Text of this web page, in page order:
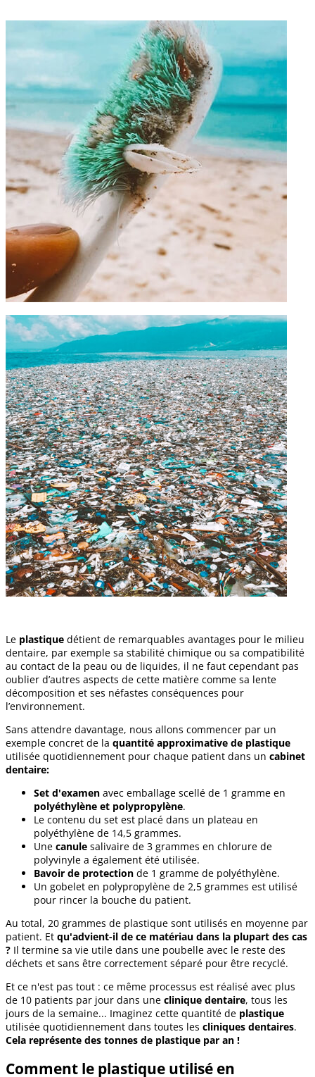
Le plastique détient de remarquables avantages pour le milieu
dentaire, par exemple sa stabilité chimique ou sa compatibilité
au contact de la peau ou de liquides, il ne faut cependant pas
oublier d’autres aspects de cette matière comme sa lente
décomposition et ses néfastes conséquences pour
l’environnement.
Sans attendre davantage, nous allons commencer par un
exemple concret de la quantité approximative de plastique
utilisée quotidiennement pour chaque patient dans un cabinet
dentaire:
Set d'examen avec emballage scellé de 1 gramme en
polyéthylène et polypropylène.
Le contenu du set est placé dans un plateau en
polyéthylène de 14,5 grammes.
Une canule salivaire de 3 grammes en chlorure de
polyvinyle a également été utilisée.
Bavoir de protection de 1 gramme de polyéthylène.
Un gobelet en polypropylène de 2,5 grammes est utilisé
pour rincer la bouche du patient.
Au total, 20 grammes de plastique sont utilisés en moyenne par
patient. Et qu'advient-il de ce matériau dans la plupart des cas
? Il termine sa vie utile dans une poubelle avec le reste des
déchets et sans être correctement séparé pour être recyclé.
Et ce n'est pas tout : ce même processus est réalisé avec plus
de 10 patients par jour dans une clinique dentaire, tous les
jours de la semaine... Imaginez cette quantité de plastique
utilisée quotidiennement dans toutes les cliniques dentaires.
Cela représente des tonnes de plastique par an !
Comment le plastique utilisé en